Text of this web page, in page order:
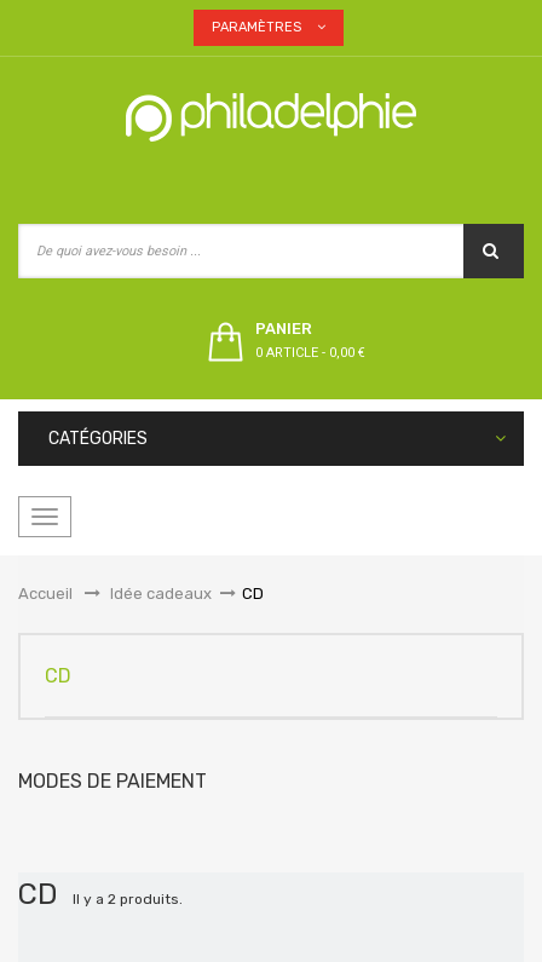
PARAMÈTRES
PANIER
0 ARTICLE - 0,00 €
CATÉGORIES
Basculer
Accueil
&gt;Idée cadeaux > CD
CD
MODES DE PAIEMENT
CD Il y a 2 produits.